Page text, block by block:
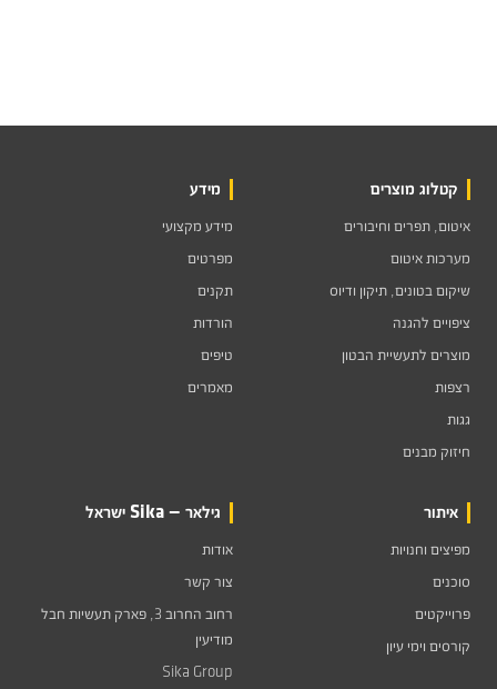
קטלוג מוצרים
איטום, תפרים וחיבורים
מערכות איטום
שיקום בטונים, תיקון ודיוס
ציפויים להגנה
מוצרים לתעשיית הבטון
רצפות
גגות
חיזוק מבנים
מידע
מידע מקצועי
מפרטים
תקנים
הורדות
טיפים
מאמרים
איתור
מפיצים וחנויות
סוכנים
פרוייקטים
קורסים וימי עיון
גילאר — Sika ישראל
אודות
צור קשר
רחוב החרוב 3, פארק תעשיות חבל
מודיעין
Sika Group